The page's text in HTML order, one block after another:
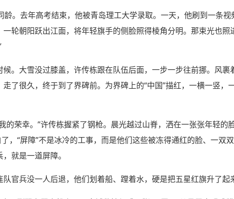
龄。去年高考结束，他被青岛理工大学录取。一天，他刷到一条
轮朝阳跃出江面，将年轻旗手的侧脸照得棱角分明。那束光也照
。大雪没过膝盖，许传栋跟在队伍后面，一步一步往前挪。风裹
了很久，终于到了界碑前。为界碑上的“中国”描红，一横一竖，
的荣幸。”许传栋握紧了钢枪。晨光越过山脊，洒在一张张年轻的
，“屏障”不是冰冷的工事，而是他们这些被冻得通红的脸、一双
就是一道屏障。
官兵没一人后退，他们划着船、蹚着水，硬是把五星红旗升了起